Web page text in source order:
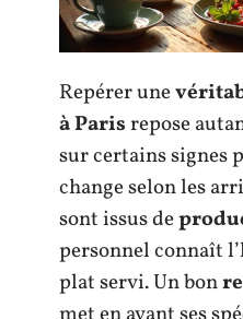
Repérer une
à Parisrepose
sur certains signes
change selon les
sont issus de
personnel connaît
plat servi. Un bon